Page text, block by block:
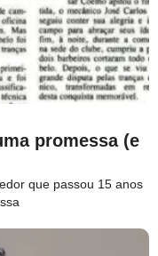
promessa (e
que passou 15 anos